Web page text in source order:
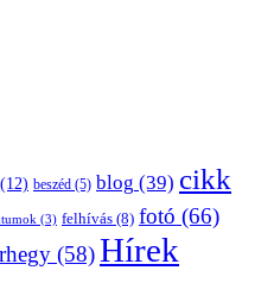
(12) beszéd (5) blog (39) cikk
(3) felhívás (8) fotó (66)
(58)Hírek